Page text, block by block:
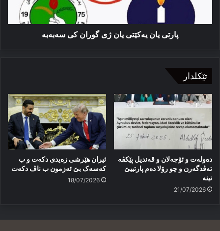
سەبەبە
پارتی یان یەكێتی یان ژی گوران كی سەبەبە
تێکلدار
دەولەت و ئۆجەلان و قەندیل پێکڤە
تەڤدگەرن و چو رۆلا دەم پارتییێ
نینە
21/07/2026
ئیران هێرشی زەیدی دکەت و ب
کەسەک بێ ئەزمون ب ناڤ دکەت
18/07/2026